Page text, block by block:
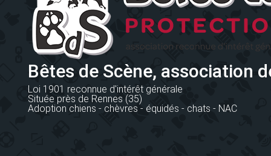
Bêtes de Scène, association
Loi 1901 reconnue d'intérêt générale
Située près de Rennes (35)
Adoption chiens - chèvres - équidés - chats - NAC